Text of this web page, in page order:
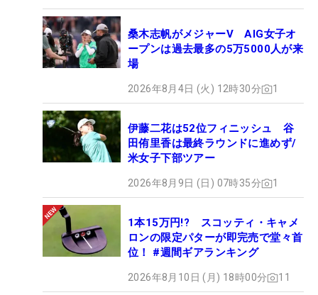
桑木志帆がメジャーV AIG女子オ
ープンは過去最多の5万5000人が来
場
2026年8月4日 (火) 12時30分 1
伊藤二花は52位フィニッシュ 谷
田侑里香は最終ラウンドに進めず/
米女子下部ツアー
2026年8月9日 (日) 07時35分 1
1本15万円!? スコッティ・キャメ
ロンの限定パターが即完売で堂々首
位！ #週間ギアランキング
2026年8月10日 (月) 18時00分 11